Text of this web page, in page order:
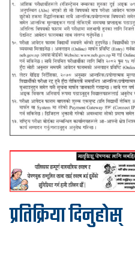
प्रतिक्रिया दिनुहोस्